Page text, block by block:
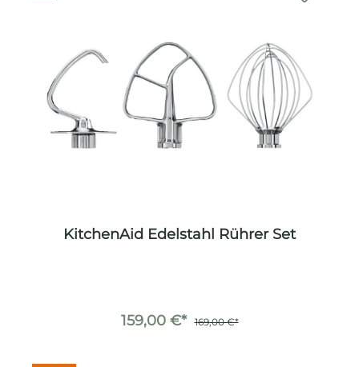
KitchenAid Edelstahl Rührer Set
159,00 €* 169,00 €*